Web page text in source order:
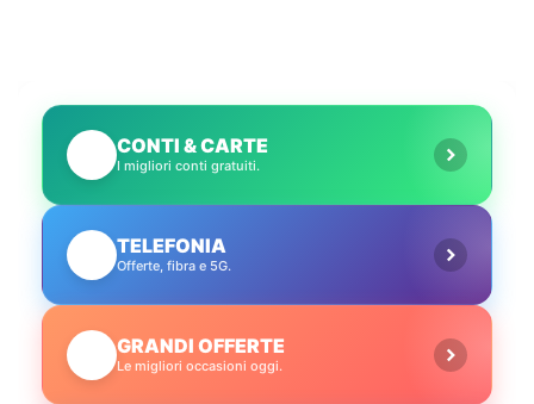
CONTI & CARTE
I migliori conti gratuiti.
TELEFONIA
Offerte, fibra e 5G.
GRANDI OFFERTE
Le migliori occasioni oggi.